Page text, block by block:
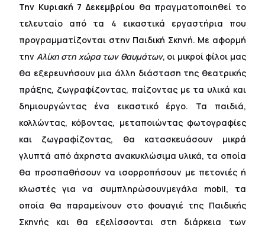
Την Κυριακή 7 Δεκεμβρίου θα πραγματοποιηθεί το
τελευταίο από τα 4 εικαστικά εργαστήρια που
προγραμματίζονται στην Παιδική Σκηνή. Με αφορμή
την Αλίκη στη χώρα των θαυμάτων, οι μικροί φίλοι μας
θα εξερευνήσουν μια άλλη διάσταση της θεατρικής
πράξης, ζωγραφίζοντας, παίζοντας με τα υλικά και
δημιουργώντας ένα εικαστικό έργο. Τα παιδιά,
κολλώντας, κόβοντας, μεταποιώντας φωτογραφίες
και ζωγραφίζοντας, θα κατασκευάσουν μικρά
γλυπτά από άχρηστα ανακυκλώσιμα υλικά, τα οποία
θα προσπαθήσουν να ισορροπήσουν με πετονιές ή
κλωστές για να συμπληρώσουνμεγάλα mobil, τα
οποία θα παραμείνουν στο φουαγιέ της Παιδικής
Σκηνής και θα εξελίσσονται στη διάρκεια των